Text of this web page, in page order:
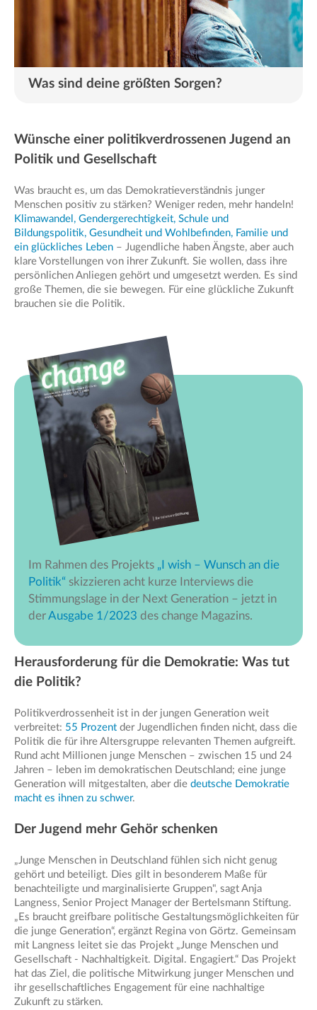
Was sind deine größten Sorgen?
Wünsche einer politikverdrossenen Jugend an
Politik und Gesellschaft
Was braucht es, um das Demokratieverständnis junger
Menschen positiv zu stärken? Weniger reden, mehr handeln!
Klimawandel, Gendergerechtigkeit, Schule und
Bildungspolitik, Gesundheit und Wohlbefinden, Familie und
ein glückliches Leben – Jugendliche haben Ängste, aber auch
klare Vorstellungen von ihrer Zukunft. Sie wollen, dass ihre
persönlichen Anliegen gehört und umgesetzt werden. Es sind
große Themen, die sie bewegen. Für eine glückliche Zukunft
brauchen sie die Politik.
Im Rahmen des Projekts „I wish – Wunsch an die
Politik“ skizzieren acht kurze Interviews die
Stimmungslage in der Next Generation – jetzt in
derAusgabe 1/2023 des change Magazins.
Herausforderung für die Demokratie: Was tut
die Politik?
Politikverdrossenheit ist in der jungen Generation weit
verbreitet: 55 Prozent der Jugendlichen finden nicht, dass die
Politik die für ihre Altersgruppe relevanten Themen aufgreift.
Rund acht Millionen junge Menschen – zwischen 15 und 24
Jahren – leben im demokratischen Deutschland; eine junge
Generation will mitgestalten, aber die deutsche Demokratie
macht es ihnen zu schwer.
Der Jugend mehr Gehör schenken
„Junge Menschen in Deutschland fühlen sich nicht genug
gehört und beteiligt. Dies gilt in besonderem Maße für
benachteiligte und marginalisierte Gruppen", sagt Anja
Langness, Senior Project Manager der Bertelsmann Stiftung.
„Es braucht greifbare politische Gestaltungsmöglichkeiten für
die junge Generation“, ergänzt Regina von Görtz. Gemeinsam
mit Langness leitet sie das Projekt „Junge Menschen und
Gesellschaft - Nachhaltigkeit. Digital. Engagiert.“ Das Projekt
hat das Ziel, die politische Mitwirkung junger Menschen und
ihr gesellschaftliches Engagement für eine nachhaltige
Zukunft zu stärken.